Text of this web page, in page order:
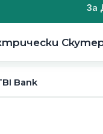
За
Bank